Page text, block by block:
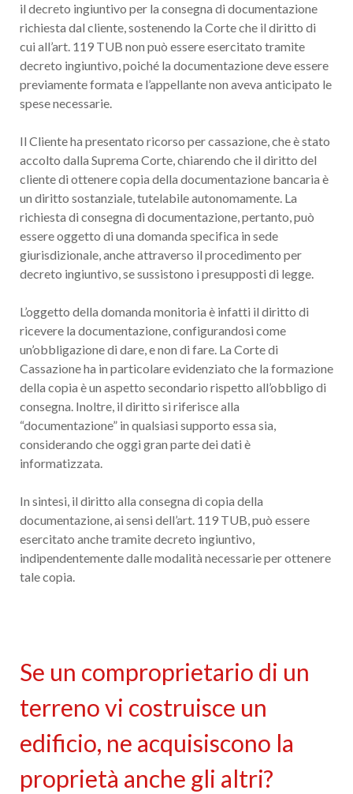
il decreto ingiuntivo per la consegna di documentazione
richiesta dal cliente, sostenendo la Corte che il diritto di
cui all’art. 119 TUB non può essere esercitato tramite
decreto ingiuntivo, poiché la documentazione deve essere
previamente formata e l’appellante non aveva anticipato le
spese necessarie.
Il Cliente ha presentato ricorso per cassazione, che è stato
accolto dalla Suprema Corte, chiarendo che il diritto del
cliente di ottenere copia della documentazione bancaria è
un diritto sostanziale, tutelabile autonomamente. La
richiesta di consegna di documentazione, pertanto, può
essere oggetto di una domanda specifica in sede
giurisdizionale, anche attraverso il procedimento per
decreto ingiuntivo, se sussistono i presupposti di legge.
L’oggetto della domanda monitoria è infatti il diritto di
ricevere la documentazione, configurandosi come
un’obbligazione di dare, e non di fare. La Corte di
Cassazione ha in particolare evidenziato che la formazione
della copia è un aspetto secondario rispetto all’obbligo di
consegna. Inoltre, il diritto si riferisce alla
“documentazione” in qualsiasi supporto essa sia,
considerando che oggi gran parte dei dati è
informatizzata.
In sintesi, il diritto alla consegna di copia della
documentazione, ai sensi dell’art. 119 TUB, può essere
esercitato anche tramite decreto ingiuntivo,
indipendentemente dalle modalità necessarie per ottenere
tale copia.
Se un comproprietario di un
terreno vi costruisce un
edificio, ne acquisiscono la
proprietà anche gli altri?